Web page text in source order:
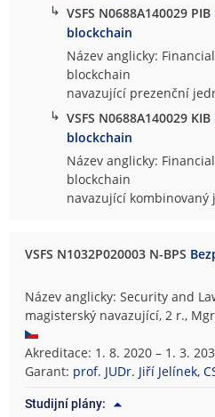
↳ VSFS N0688A140029 PIB
blockchain
Název anglicky:
blockchain
navazující prezenční
↳ VSFS N0688A140029 KIB
blockchain
Název anglicky:
blockchain
navazující kombinovaný
VSFS N1032P020003 N-BPS
Název anglicky: Security and
magisterský navazující, 2 r.,
Akreditace: 1. 8. 2020 – 1. 3.
Garant: prof. JUDr. Jiří Jelínek,
Studijní plány: